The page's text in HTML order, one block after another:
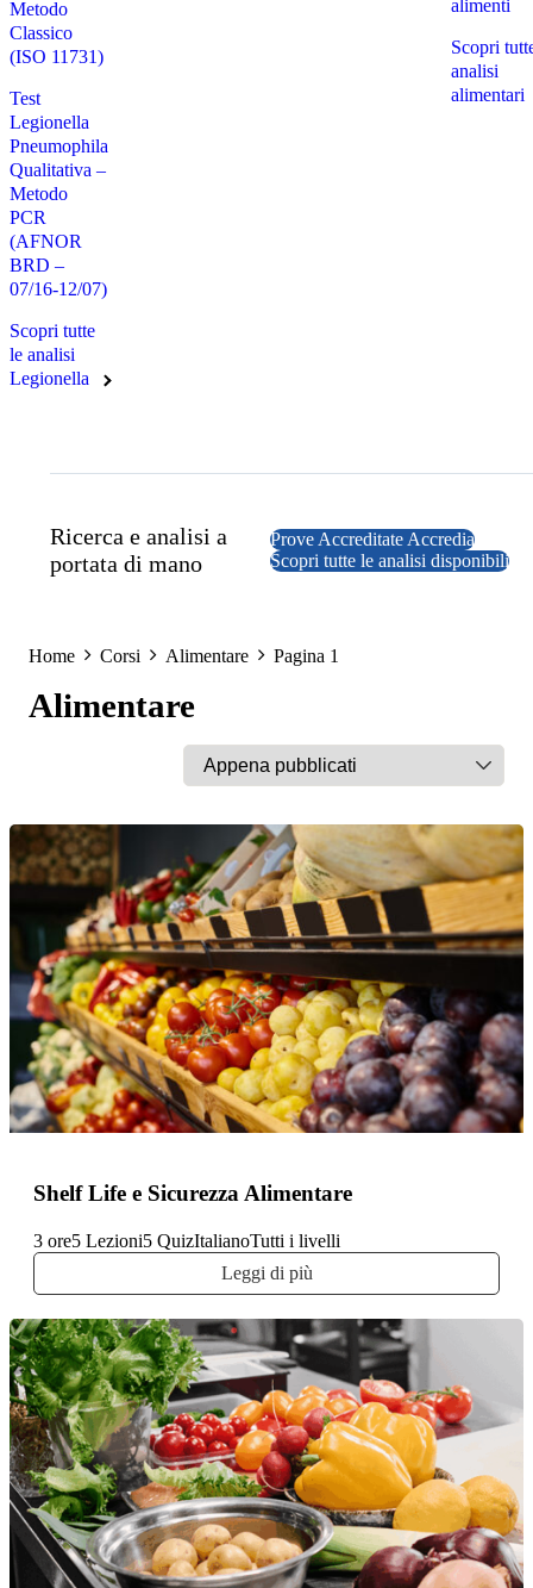
Metodo
Classico
(ISO 11731)
Test
Legionella
Pneumophila
Qualitativa –
Metodo
PCR
(AFNOR
BRD –
07/16-12/07)
Scopri tutte
le analisi
Legionella
alimenti
Scopri
analisi
alimentari
Ricerca e analisi a
portata di mano
Prove Accreditate Accredia
Scopri tutte le analisi disponibili
Home Corsi Alimentare Pagina 1
Alimentare
Shelf Life e Sicurezza Alimentare
3 ore5 Lezioni5 QuizItalianoTutti i livelli
Leggi di più